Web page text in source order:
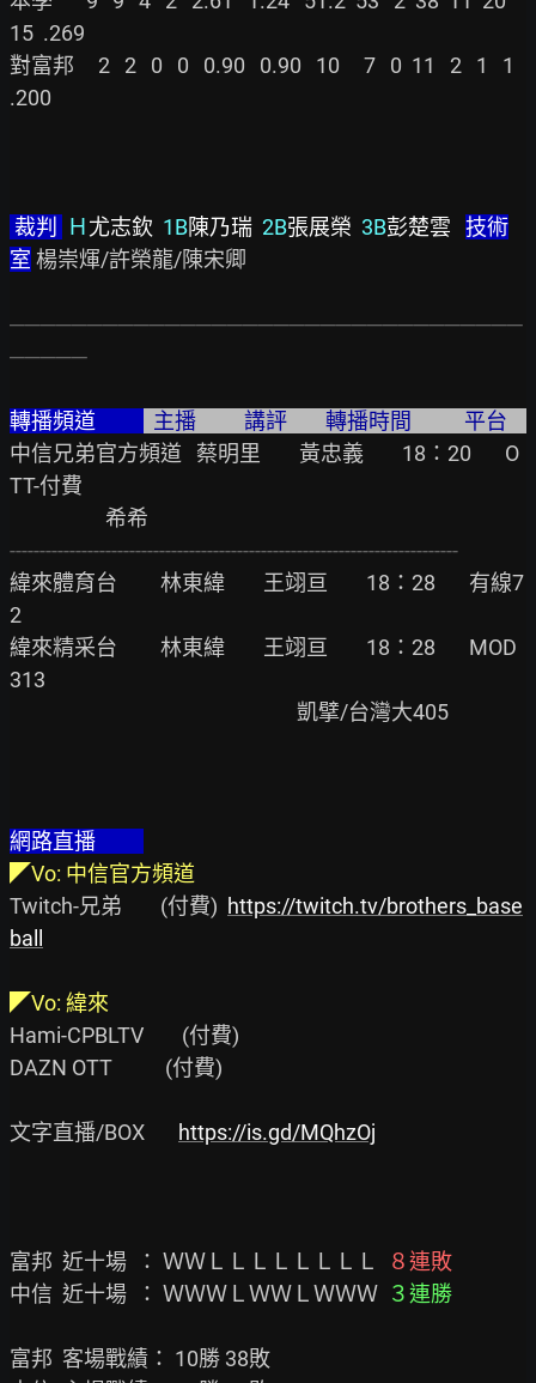
15  .269
對富邦     2   2   0   0   0.90   0.90   10     7   0  11   2   1   1
.200
裁判 Ｈ 尤志欽 1B陳乃瑞 2B張展榮 3B彭楚雲
技術
室 楊崇煇/許榮龍/陳宋卿
─────────────────────────────────
─────
轉播頻道
中信兄弟官方頻道   蔡明里        黃忠義        18：20       O
TT-付費
---------------------------------------------------------------------------
緯來體育台         林東緯        王翊亘        18：28       有線7
2
緯來精采台         林東緯        王翊亘        18：28       MOD
313
網路直播
◤Vo: 中信官方頻道
Twitch-兄弟        (付費) https://twitch.tv/brothers_base
ball
◤Vo: 緯來
Hami-CPBLTV        (付費)
DAZN OTT           (付費)
文字直播/BOX https://is.gd/MQhzOj
富邦  近十場  ： ＷＷＬＬＬＬＬＬＬＬ
８連敗
中信  近十場  ： ＷＷＷＬＷＷＬＷＷＷ ３連勝
富邦  客場戰績： 10勝 38敗